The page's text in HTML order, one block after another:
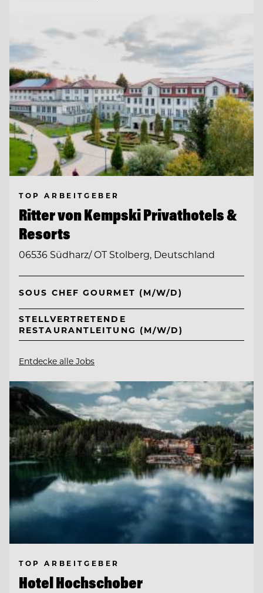
TOP ARBEITGEBER
Ritter von Kempski Privathotels &
Resorts
06536 Südharz/ OT Stolberg, Deutschland
SOUS CHEF GOURMET (M/W/D)
STELLVERTRETENDE
RESTAURANTLEITUNG (M/W/D)
Entdecke alle Jobs
TOP ARBEITGEBER
Hotel Hochschober